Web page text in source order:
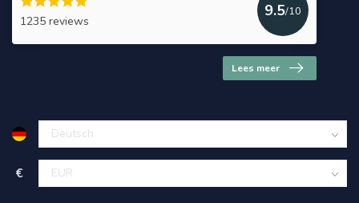
1235 reviews
9.5/10
Lees meer
€